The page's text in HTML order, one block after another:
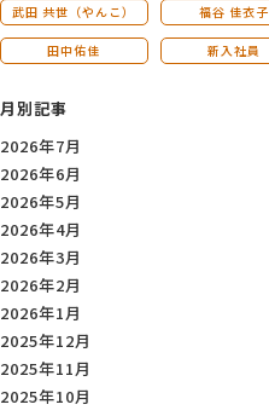
武田 共世（やんこ） 福谷 佳衣子
田中佑佳 新入社員
月別記事
2026年7月
2026年6月
2026年5月
2026年4月
2026年3月
2026年2月
2026年1月
2025年12月
2025年11月
2025年10月